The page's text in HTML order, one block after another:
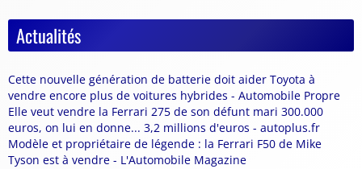
Actualités
Cette nouvelle génération de batterie doit aider Toyota à
vendre encore plus de voitures hybrides - Automobile Propre
Elle veut vendre la Ferrari 275 de son défunt mari 300.000
euros, on lui en donne... 3,2 millions d'euros - autoplus.fr
Modèle et propriétaire de légende : la Ferrari F50 de Mike
Tyson est à vendre - L'Automobile Magazine